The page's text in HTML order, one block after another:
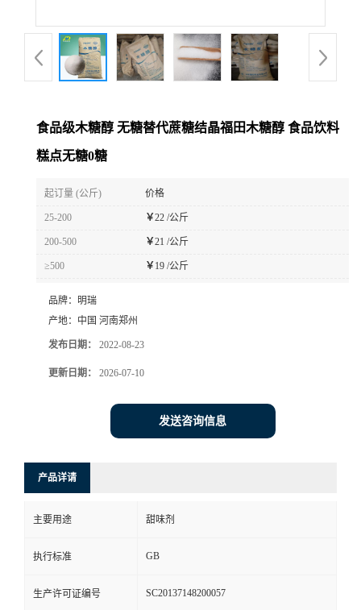
食品级木糖醇 无糖替代蔗糖结晶福田木糖醇 食品饮料
糕点无糖0糖
起订量 (公斤) 价格
25-200 ￥22 /公斤
200-500 ￥21 /公斤
≥500 ￥ 19 /公斤
品牌： 明瑞
产地： 中国 河南郑州
发布日期： 2022-08-23
更新日期： 2026-07-10
发送咨询信息
产品详请
主要用途 甜味剂
执行标准 GB
生产许可证编号 SC20137148200057